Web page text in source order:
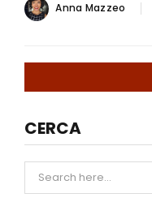
Anna Mazzeo
CERCA